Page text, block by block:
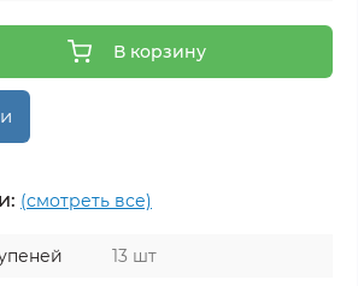
В корзину
(смотреть все)
13 шт